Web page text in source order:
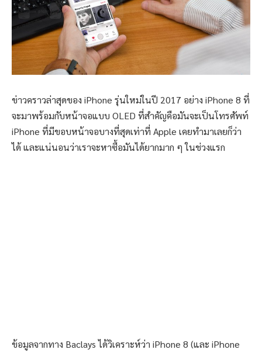
ข่าวคราวล่าสุดของ iPhone รุ่นใหม่ในปี 2017 อย่าง iPhone 8 ที่
จะมาพร้อมกับหน้าจอแบบ OLED ที่สำคัญคือมันจะเป็นโทรศัพท์
iPhone ที่มีขอบหน้าจอบางที่สุดเท่าที่ Apple เคยทำมาเลยก็ว่า
ได้ และแน่นอนว่าเราจะหาซื้อมันได้ยากมาก ๆ ในช่วงแรก
ข้อมูลจากทาง Baclays ได้วิเคราะห์ว่า iPhone 8 (และ iPhone